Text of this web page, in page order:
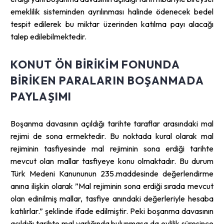
emeklilik sisteminden ayrılınması halinde ödenecek bedel
tespit edilerek bu miktar üzerinden katılma payı alacağı
talep edilebilmektedir.
KONUT ÖN BIRIKIM FONUNDA
BIRIKEN PARALARIN BOŞANMADA
PAYLAŞIMI
Boşanma davasının açıldığı tarihte taraflar arasındaki mal
rejimi de sona ermektedir. Bu noktada kural olarak mal
rejiminin tasfiyesinde mal rejiminin sona erdiği tarihte
mevcut olan mallar tasfiyeye konu olmaktadır. Bu durum
Türk Medeni Kanununun 235.maddesinde değerlendirme
anına ilişkin olarak ”Mal rejiminin sona erdiği sırada mevcut
olan edinilmiş mallar, tasfiye anındaki değerleriyle hesaba
katılırlar.” şeklinde ifade edilmiştir. Peki boşanma davasının